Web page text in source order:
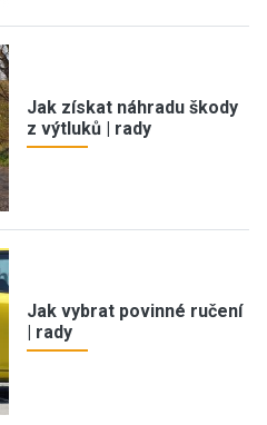
Jak získat náhradu škody
z výtluků | rady
Jak vybrat povinné ručení
| rady